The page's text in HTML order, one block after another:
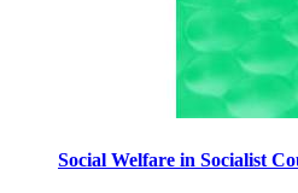
Social Welfare in Socialist